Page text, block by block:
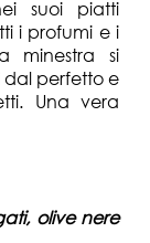
suoi piatti
i profumi e i
minestra si
perfetto e
Una vera
olive nere